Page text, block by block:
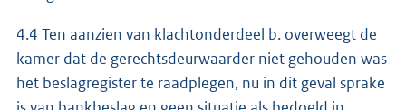
4.4 Ten aanzien van klachtonderdeel b. overweegt de
kamer dat de gerechtsdeurwaarder niet gehouden was
het beslagregister te raadplegen, nu in dit geval sprake